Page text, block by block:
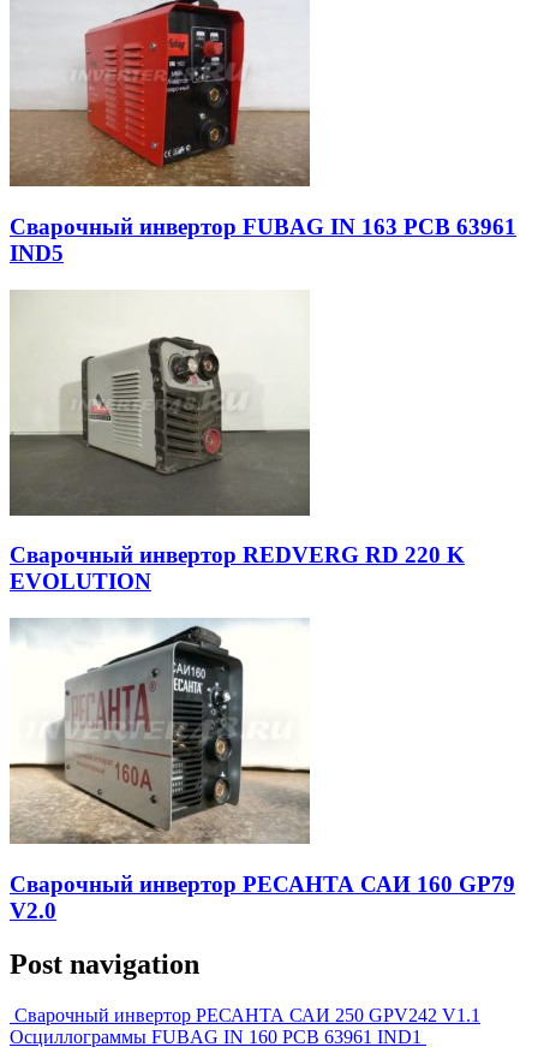
Сварочный инвертор FUBAG IN 163 PCB 63961
IND5
Сварочный инвертор REDVERG RD 220 K
EVOLUTION
Сварочный инвертор РЕСАНТА САИ 160 GP79
V2.0
Post navigation
Сварочный инвертор РЕСАНТА САИ 250 GPV242 V1.1
Осциллограммы FUBAG IN 160 PCB 63961 IND1